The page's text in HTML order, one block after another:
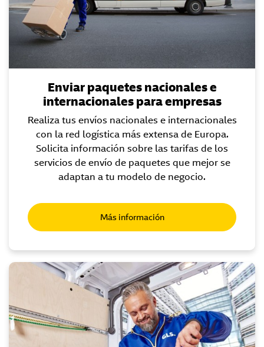
Enviar paquetes nacionales e
internacionales para empresas
Realiza tus envíos nacionales e internacionales
con la red logística más extensa de Europa.
Solicita información sobre las tarifas de los
servicios de envío de paquetes que mejor se
adaptan a tu modelo de negocio.
Más información